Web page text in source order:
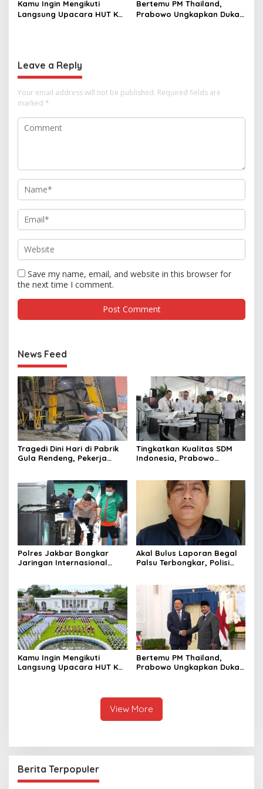
Kamu Ingin Mengikuti
Langsung Upacara HUT Ke-
Bertemu PM Thailand,
Prabowo Ungkapkan Duka
Leave a Reply
Your email address will not be published. Required fields are
marked *
Save my name, email, and website in this browser for
the next time I comment.
News Feed
Tragedi Dini Hari di Pabrik
Gula Rendeng, Pekerja
Tingkatkan Kualitas SDM
Indonesia, Prabowo
Terbaik Dunia
Polres Jakbar Bongkar
Jaringan Internasional
Diringkus dan Barang Bukti
1,1 Ton Rp119 Miliar
Dimusnahkan
Akal Bulus Laporan Begal
Palsu Terbongkar, Polisi
Kamu Ingin Mengikuti
Langsung Upacara HUT Ke-
Bertemu PM Thailand,
Prabowo Ungkapkan Duka
View More
Berita Terpopuler